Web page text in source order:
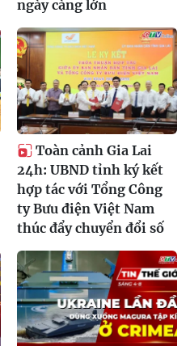
ngày càng lớn
Toàn cảnh Gia Lai
24h: UBND tỉnh ký kết
hợp tác với Tổng Công
ty Bưu điện Việt Nam
thúc đẩy chuyển đổi số